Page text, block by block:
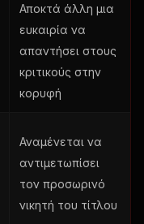
Αποκτά άλλη μια
ευκαιρία να
απαντήσει στους
κριτικούς στην
κορυφή
Αναμένεται να
αντιμετωπίσει
τον προσωρινό
νικητή του τίτλου